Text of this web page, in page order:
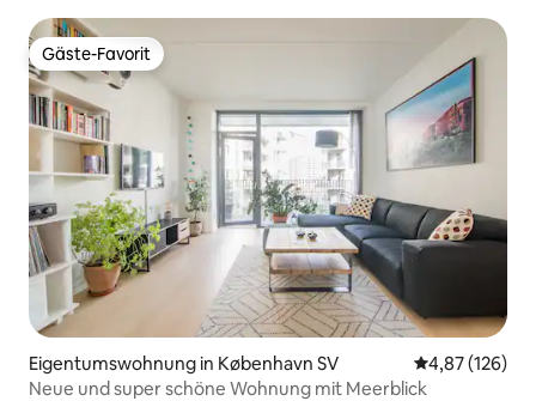
Gäste-Favorit
Gäste-Favorit
Eigentumswohnung in København SV
4,87 (126)
Neue und super schöne Wohnung mit Meerblick